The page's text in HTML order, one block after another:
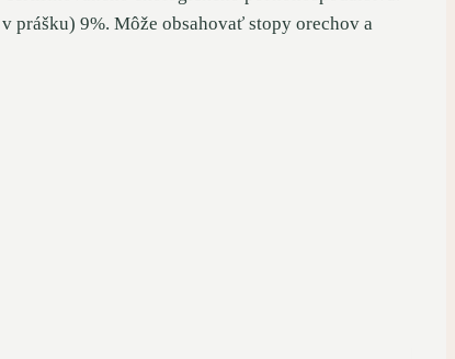
prášku) 9%. Môže obsahovať stopy orechov a